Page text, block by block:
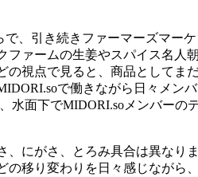
、引き続きファーマーズマー
ァームの生姜やスパイス名人
視点で見ると、商品としてま
で働きながら日々メン
水面下でMIDORI.so メンバーの
にがさ、とろみ具合は異なり
移り変わりを日々感じながら